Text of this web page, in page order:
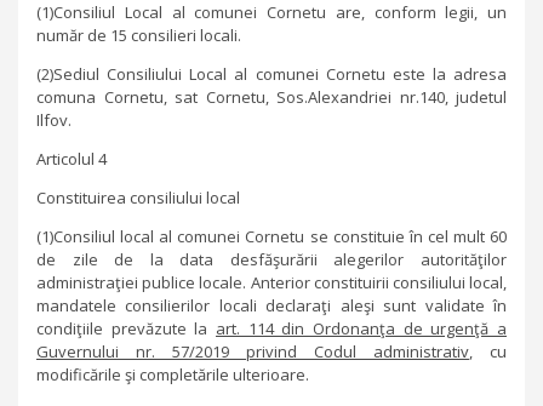
(1)Consiliul Local al comunei Cornetu are, conform legii, un
număr de 15 consilieri locali.
(2)Sediul Consiliului Local al comunei Cornetu este la adresa
comuna Cornetu, sat Cornetu, Sos.Alexandriei nr.140, judetul
Ilfov.
Articolul 4
Constituirea consiliului local
(1)Consiliul local al comunei Cornetu se constituie în cel mult 60
de zile de la data desfăşurării alegerilor autorităţilor
administraţiei publice locale. Anterior constituirii consiliului local,
mandatele consilierilor locali declaraţi aleşi sunt validate în
condiţiile prevăzute la art. 114 din Ordonanţa de urgenţă a
Guvernului nr. 57/2019 privind Codul administrativ, cu
modificările şi completările ulterioare.